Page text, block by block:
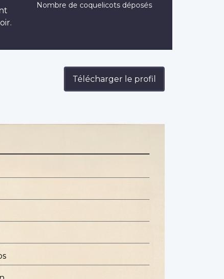
Nombre de coquelicots déposés
Télécharger le profil